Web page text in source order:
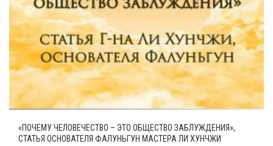
«ПОЧЕМУ ЧЕЛОВЕЧЕСТВО – ЭТО ОБЩЕСТВО ЗАБЛУЖДЕНИЯ»,
СТАТЬЯ ОСНОВАТЕЛЯ ФАЛУНЬГУН МАСТЕРА ЛИ ХУНЧЖИ